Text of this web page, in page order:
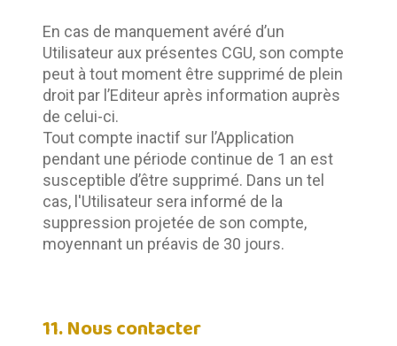
En cas de manquement avéré d’un
Utilisateur aux présentes CGU, son compte
peut à tout moment être supprimé de plein
droit par l’Editeur après information auprès
Tout compte inactif sur l’Application
pendant une période continue de 1 an est
susceptible d’être supprimé. Dans un tel
cas, l'Utilisateur sera informé de la
suppression projetée de son compte,
moyennant un préavis de 30 jours.
11. Nous contacter